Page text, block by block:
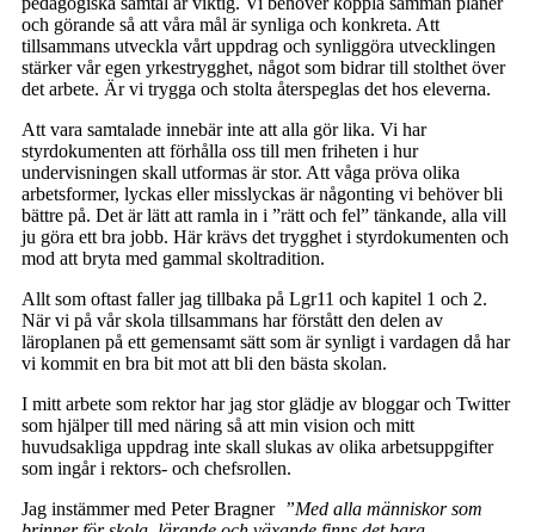
och görande så att våra mål är synliga och konkreta. Att
tillsammans utveckla vårt uppdrag och synliggöra utvecklingen
stärker vår egen yrkestrygghet, något som bidrar till stolthet över
det arbete. Är vi trygga och stolta återspeglas det hos eleverna.
Att vara samtalade innebär inte att alla gör lika. Vi har
styrdokumenten att förhålla oss till men friheten i hur
undervisningen skall utformas är stor. Att våga pröva olika
arbetsformer, lyckas eller misslyckas är någonting vi behöver bli
bättre på. Det är lätt att ramla in i ”rätt och fel” tänkande, alla vill
ju göra ett bra jobb. Här krävs det trygghet i styrdokumenten och
mod att bryta med gammal skoltradition.
Allt som oftast faller jag tillbaka på Lgr11 och kapitel 1 och 2.
När vi på vår skola tillsammans har förstått den delen av
läroplanen på ett gemensamt sätt som är synligt i vardagen då har
vi kommit en bra bit mot att bli den bästa skolan.
I mitt arbete som rektor har jag stor glädje av bloggar och Twitter
som hjälper till med näring så att min vision och mitt
huvudsakliga uppdrag inte skall slukas av olika arbetsuppgifter
som ingår i rektors- och chefsrollen.
Jag instämmer med Peter Bragner ”Med alla människor som